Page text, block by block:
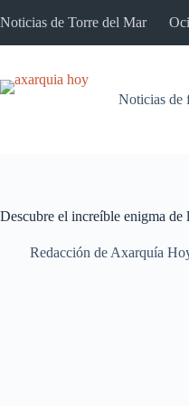
al
Noticias de Torre del Mar
Noticias de
Descubre el increíble enigma
Redacción de Axarquía